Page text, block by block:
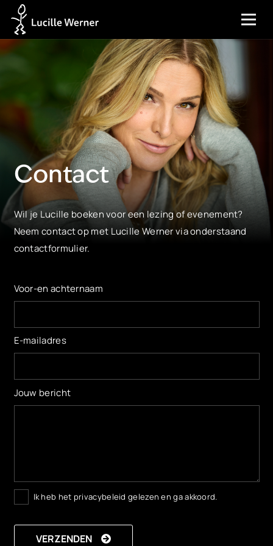
Contact
Wil je Lucille boeken voor een lezing of evenement?
Neem contact op met Lucille Werner via onderstaand
contactformulier.
Voor-en achternaam
E-mailadres
Jouw bericht
Ik heb het privacybeleid gelezen en ga akkoord.
VERZENDEN